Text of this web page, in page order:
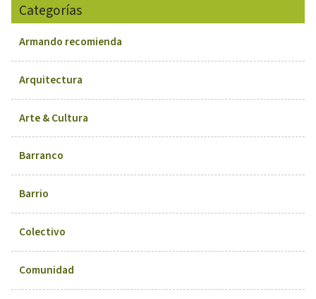
Categorías
Armando recomienda
Arquitectura
Arte & Cultura
Barranco
Barrio
Colectivo
Comunidad